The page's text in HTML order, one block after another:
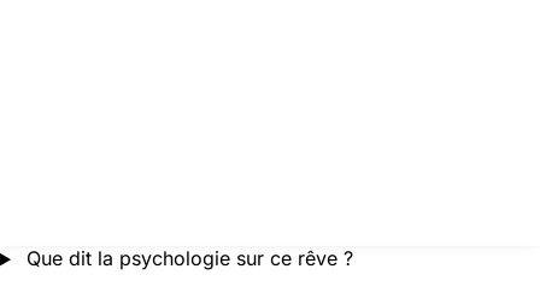
Que dit la psychologie sur ce rêve ?